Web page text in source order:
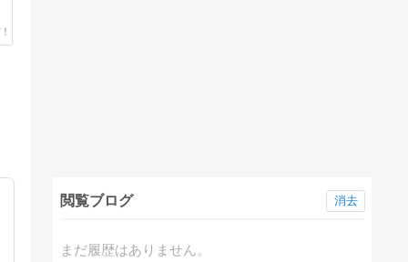
閲覧ブログ
まだ履歴はありません。
消去